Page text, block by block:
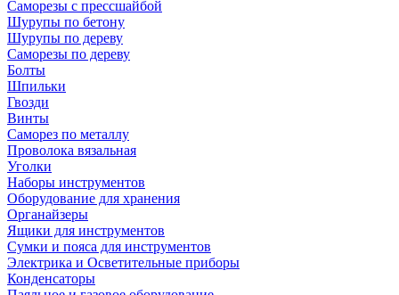
Саморезы с прессшайбой
Шурупы по бетону
Шурупы по дереву
Саморезы по дереву
Болты
Шпильки
Гвозди
Винты
Саморез по металлу
Проволока вязальная
Уголки
Наборы инструментов
Оборудование для хранения
Органайзеры
Ящики для инструментов
Сумки и пояса для инструментов
Электрика и Осветительные приборы
Конденсаторы